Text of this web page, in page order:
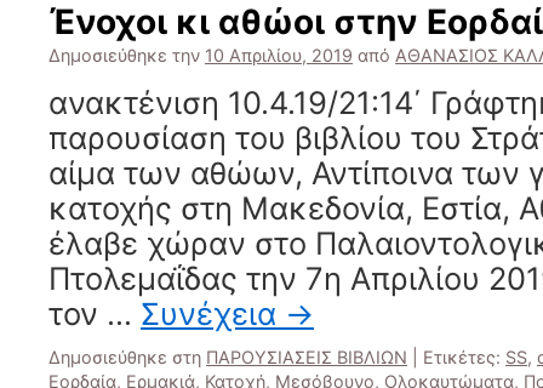
Ένοχοι κι αθώοι στην
Δημοσιεύθηκε την 10 Απριλίου, 2019 από ΑΘΑΝΑΣΙΟΣ
ανακτένιση 10.4.19/21:14΄
παρουσίαση του βιβλίου του
αίμα των αθώων, Αντίποινα των
κατοχής στη Μακεδονία, Εστία,
έλαβε χώραν στο
Πτολεμαΐδας την 7η Απριλίου
τον … Συνέχεια →
Δημοσιεύθηκε στη ΠΑΡΟΥΣΙΑΣΕΙΣ ΒΙΒΛΙΩΝ Ετικέτες: SS,
Εορδαία, Ερμακιά, Κατοχή, Μεσόβουνο, Ολοκαυτώματα,